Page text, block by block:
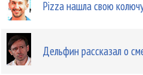
Pizza нашла свою
Дельфин рассказал о